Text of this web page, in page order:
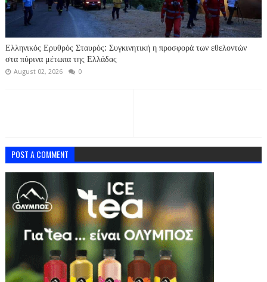
Ελληνικός Ερυθρός Σταυρός: Συγκινητική η προσφορά των εθελοντών
στα πύρινα μέτωπα της Ελλάδας
August 02, 2026 0
POST A COMMENT